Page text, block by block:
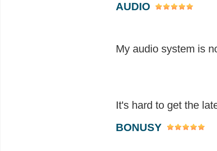
AUDIO
My audio system is
It's hard to get the
BONUSY